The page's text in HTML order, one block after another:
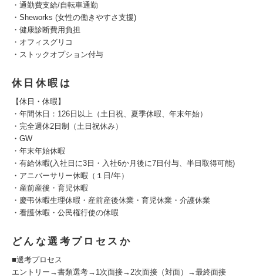
・通勤費支給/自転車通勤
・Sheworks (女性の働きやすさ支援)
・健康診断費用負担
・オフィスグリコ
・ストックオプション付与
休日休暇は
【休日・休暇】
・年間休日：126日以上（土日祝、夏季休暇、年末年始）
・完全週休2日制（土日祝休み）
・GW
・年末年始休暇
・有給休暇(入社日に3日・入社6か月後に7日付与、半日取得可能)
・アニバーサリー休暇（１日/年）
・産前産後・育児休暇
・慶弔休暇生理休暇・産前産後休業・育児休業・介護休業
・看護休暇・公民権行使の休暇
どんな選考プロセスか
■選考プロセス
エントリー→書類選考→1次面接→2次面接（対面）→最終面接